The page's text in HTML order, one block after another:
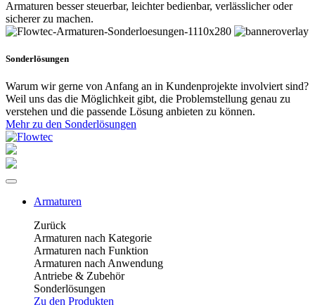
Armaturen besser steuerbar, leichter bedienbar, verlässlicher oder
sicherer zu machen.
Sonderlösungen
Warum wir gerne von Anfang an in Kundenprojekte involviert sind?
Weil uns das die Möglichkeit gibt, die Problemstellung genau zu
verstehen und die passende Lösung anbieten zu können.
Mehr zu den Sonderlösungen
Armaturen
Zurück
Armaturen nach Kategorie
Armaturen nach Funktion
Armaturen nach Anwendung
Antriebe & Zubehör
Sonderlösungen
Zu den Produkten